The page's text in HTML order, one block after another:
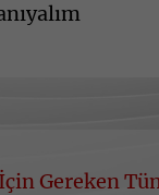
Gereken